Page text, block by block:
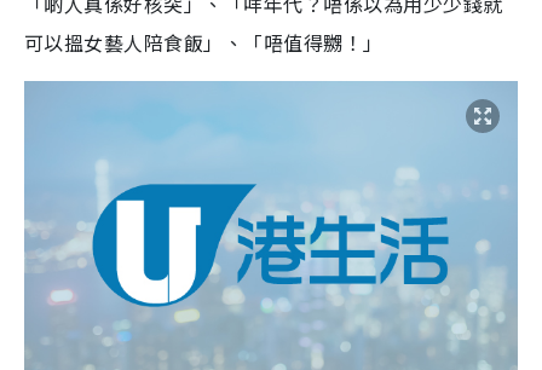
可以搵女藝人陪食飯」、「唔值得嬲！」